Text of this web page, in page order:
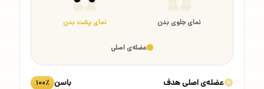
نمای جلوی بدن نمای پشت بدن
عضله‌ی اصلی
عضله‌ی اصلی هدف باسن ۱۰۰٪